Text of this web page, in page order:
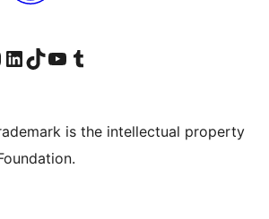
Instagram konto
Besøg vores LinkedIn konto
Besøg vores TikTok-konto
Besøg vores YouTube-kanalBesøg vores Tumblr-konto
is the intellectual property